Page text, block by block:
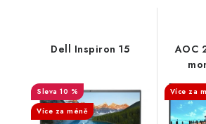
Dell Inspiron 15
10 %
Více za méně
AOC
Více za